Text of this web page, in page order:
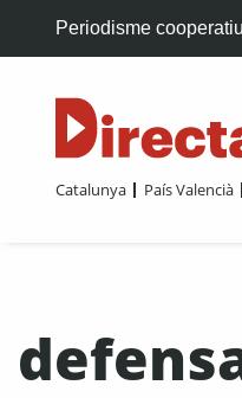
Periodisme
Catalunya País Valencià